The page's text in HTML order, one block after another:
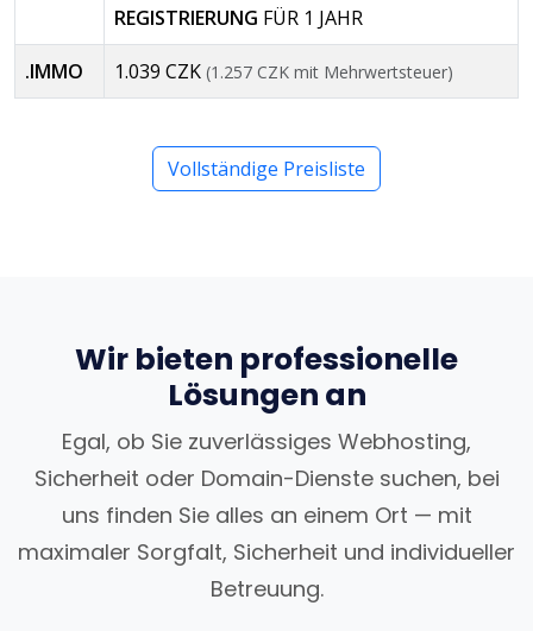
REGISTRIERUNG FÜR 1 JAHR
.IMMO 1.039 CZK (1.257 CZK mit Mehrwertsteuer)
Vollständige Preisliste
Wir bieten professionelle
Lösungen an
Egal, ob Sie zuverlässiges Webhosting,
Sicherheit oder Domain-Dienste suchen, bei
uns finden Sie alles an einem Ort — mit
maximaler Sorgfalt, Sicherheit und individueller
Betreuung.